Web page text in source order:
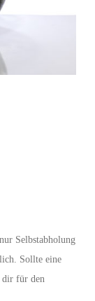
Selbstabholung
Sollte eine
dir für den